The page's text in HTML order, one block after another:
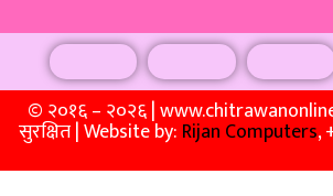
© २०१६ – २०२६ |
सुरक्षित | Website by: Rijan Computers,